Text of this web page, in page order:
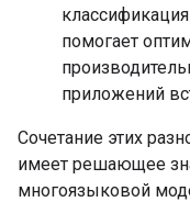
помогает
приложений
Сочетание этих
имеет решающее
многоязыковой